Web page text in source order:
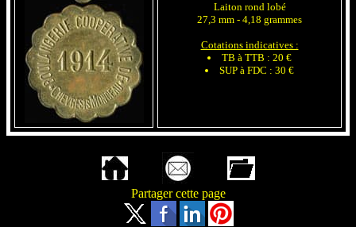
Laiton rond lobé
27,3 mm - 4,18 grammes
Cotations indicatives :
TB à TTB : 20 €
SUP à FDC : 30 €
Partager cette page